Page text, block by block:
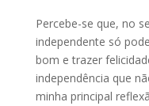
Percebe-se que, no
independente só
bom e trazer
independência que
minha principal